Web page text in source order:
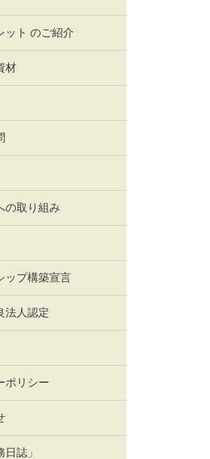
ット のご紹介
材
の取り組み
ップ構築宣言
法人認定
ポリシー
誌」